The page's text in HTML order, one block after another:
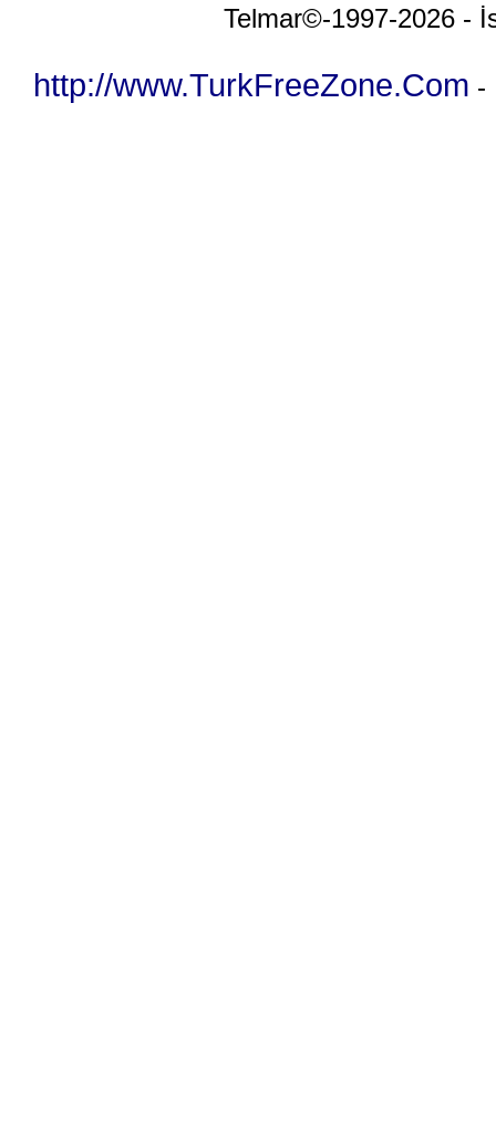
Telmar©-1997-2026 -
http://www.TurkFreeZone.Com -